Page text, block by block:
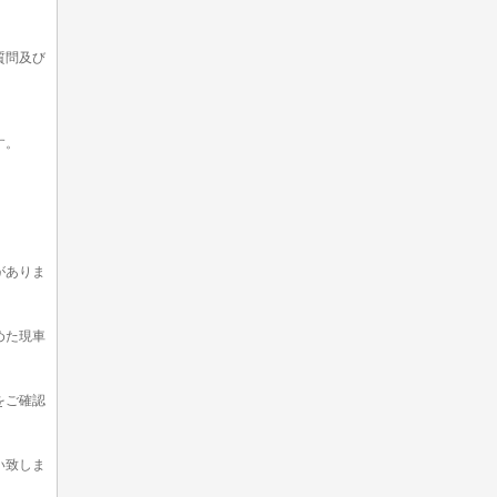
問及び
りま
た現車
ご確認
しま